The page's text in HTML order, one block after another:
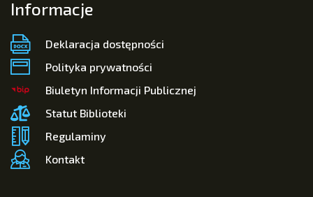
Informacje
Deklaracja dostępności
Polityka prywatności
Biuletyn Informacji Publicznej
Statut Biblioteki
Regulaminy
Kontakt